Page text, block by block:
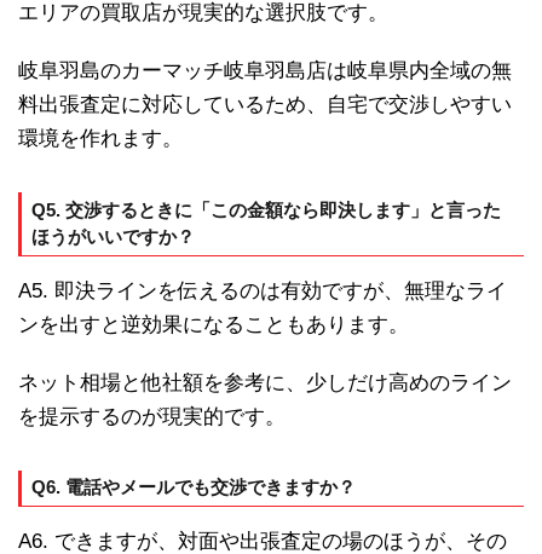
エリアの買取店が現実的な選択肢です。
岐阜羽島のカーマッチ岐阜羽島店は岐阜県内全域の無
料出張査定に対応しているため、自宅で交渉しやすい
環境を作れます。
Q5. 交渉するときに「この金額なら即決します」と言った
ほうがいいですか？
A5. 即決ラインを伝えるのは有効ですが、無理なライ
ンを出すと逆効果になることもあります。
ネット相場と他社額を参考に、少しだけ高めのライン
を提示するのが現実的です。
Q6. 電話やメールでも交渉できますか？
A6. できますが、対面や出張査定の場のほうが、その